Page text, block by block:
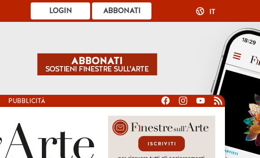
ABBONATI
LOGIN IT
PUBBLICITÀ